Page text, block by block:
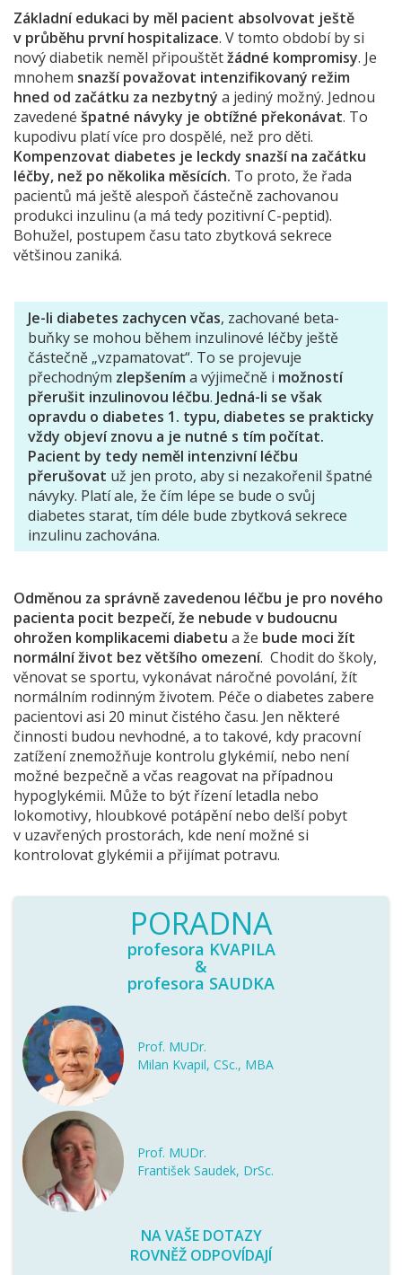
Základní edukaci by měl pacient absolvovat ještě
v průběhu první hospitalizace. V tomto období by si
nový diabetik neměl připouštětžádné kompromisy. Je
mnohem snazší považovat intenzifikovaný režim
hned od začátku za nezbytný a jediný možný. Jednou
zavedené špatné návyky je obtížné překonávat. To
kupodivu platí více pro dospělé, než pro děti.
Kompenzovat diabetes je leckdy snazší na začátku
léčby, než po několika měsících. To proto, že řada
pacientů má ještě alespoň částečně zachovanou
produkci inzulinu (a má tedy pozitivní C-peptid).
Bohužel, postupem času tato zbytková sekrece
většinou zaniká.
Je-li diabetes zachycen včas, zachované beta-
buňky se mohou během inzulinové léčby ještě
částečně „vzpamatovat“. To se projevuje
přechodným zlepšením a výjimečně i možností
přerušit inzulinovou léčbu. Jedná-li se však
opravdu o diabetes 1. typu, diabetes se prakticky
vždy objeví znovu a je nutné s tím počítat.
Pacient by tedy neměl intenzivní léčbu
přerušovat už jen proto, aby si nezakořenil špatné
návyky. Platí ale, že čím lépe se bude o svůj
diabetes starat, tím déle bude zbytková sekrece
inzulinu zachována.
Odměnou za správně zavedenou léčbu je pro nového
pacienta pocit bezpečí, že nebude v budoucnu
ohrožen komplikacemi diabetu a že bude moci žít
normální život bez většího omezení. Chodit do školy,
věnovat se sportu, vykonávat náročné povolání, žít
normálním rodinným životem. Péče o diabetes zabere
pacientovi asi 20 minut čistého času. Jen některé
činnosti budou nevhodné, a to takové, kdy pracovní
zatížení znemožňuje kontrolu glykémií, nebo není
možné bezpečně a včas reagovat na případnou
hypoglykémii. Může to být řízení letadla nebo
lokomotivy, hloubkové potápění nebo delší pobyt
v uzavřených prostorách, kde není možné si
kontrolovat glykémii a přijímat potravu.
PORADNA
profesora KVAPILA
&
profesora SAUDKA
Prof. MUDr.
Milan Kvapil, CSc., MBA
Prof. MUDr.
František Saudek, DrSc.
NA VAŠE DOTAZY
ROVNĚŽ ODPOVÍDAJÍ